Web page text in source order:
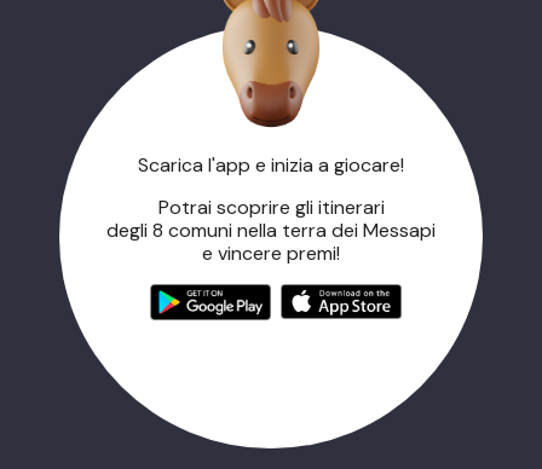
Scarica l'app e inizia a giocare!
Potrai scoprire gli itinerari
degli 8 comuni nella terra dei Messapi
e vincere premi!